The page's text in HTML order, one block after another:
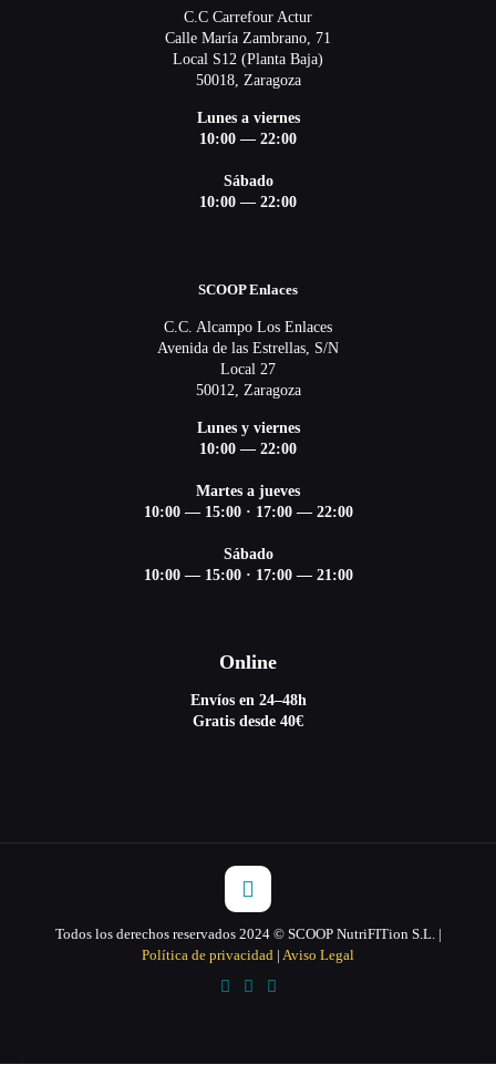
C.C Carrefour Actur
Calle María Zambrano, 71
Local S12 (Planta Baja)
50018, Zaragoza
Lunes a viernes
10:00 — 22:00
Sábado
10:00 — 22:00
SCOOP Enlaces
C.C. Alcampo Los Enlaces
Avenida de las Estrellas, S/N
Local 27
50012, Zaragoza
Lunes y viernes
10:00 — 22:00
Martes a jueves
10:00 — 15:00· 17:00 — 22:00
Sábado
10:00 — 15:00· 17:00 — 21:00
Online
Envíos en 24–48h
Gratis desde 40€
Todos los derechos reservados 2024 © SCOOP NutriFITion S.L. |
Política de privacidad | Aviso Legal